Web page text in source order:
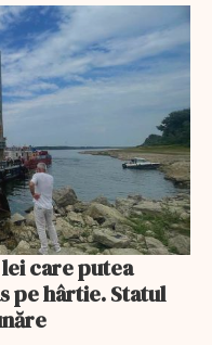
care putea
pe hârtie. Statul